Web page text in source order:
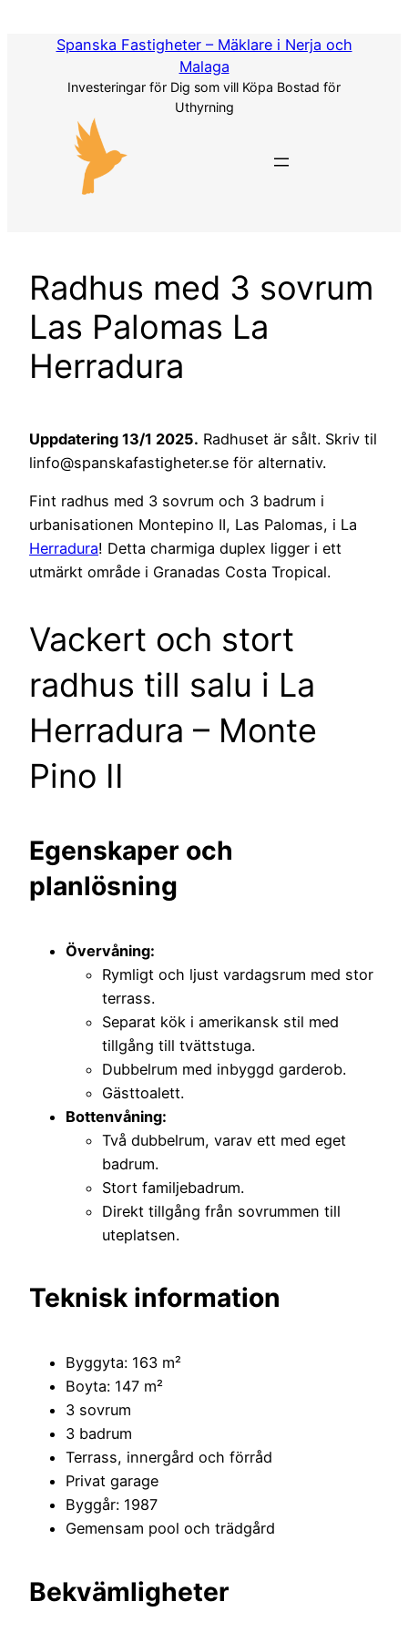
Spanska Fastigheter – Mäklare i Nerja och
Malaga
Investeringar för Dig som vill Köpa Bostad för
Uthyrning
Radhus med 3 sovrum
Las Palomas La
Herradura
Uppdatering 13/1 2025. Radhuset är sålt. Skriv til
linfo@spanskafastigheter.se för alternativ.
Fint radhus med 3 sovrum och 3 badrum i
urbanisationen Montepino II, Las Palomas, i La
Herradura! Detta charmiga duplex ligger i ett
utmärkt område i Granadas Costa Tropical.
Vackert och stort
radhus till salu i La
Herradura – Monte
Pino II
Egenskaper och
planlösning
Övervåning:
Rymligt och ljust vardagsrum med stor
terrass.
Separat kök i amerikansk stil med
tillgång till tvättstuga.
Dubbelrum med inbyggd garderob.
Gästtoalett.
Bottenvåning:
Två dubbelrum, varav ett med eget
badrum.
Stort familjebadrum.
Direkt tillgång från sovrummen till
uteplatsen.
Teknisk information
Byggyta: 163 m²
Boyta: 147 m²
3 sovrum
3 badrum
Terrass, innergård och förråd
Privat garage
Byggår: 1987
Gemensam pool och trädgård
Bekvämligheter